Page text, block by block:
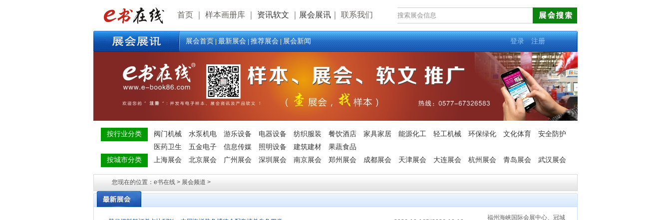
首页 样本画册库 资讯软文 展会展讯 联系我们
展会首页|最新展会|推荐展会|展会新闻 登录 注册
按行业分类 阀门机械 水泵机电 游乐设备 电器设备 纺织服装 餐饮酒店 家具家居 能源化工 轻工机械 环保绿化 文化体育
安全防护
医药卫生
五金电子 信息传媒 照明设备 建筑建材
果蔬食品
按城市分类
上海展会 北京展会 广州展会 深圳展会 南京展会 郑州展会 成都展会 天津展会 大连展会 杭州展会 青岛展会 武汉展会
您现在的位置：e书在线 > 展会频道 >
福州海峡国际会展中心、冠城